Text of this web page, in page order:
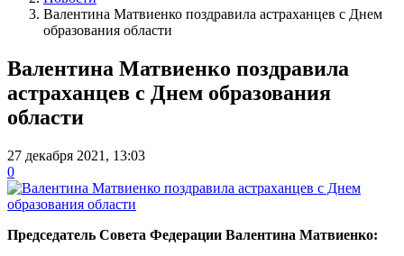
Валентина Матвиенко поздравила астраханцев с Днем
образования области
Валентина Матвиенко поздравила
астраханцев с Днем образования
области
27 декабря 2021, 13:03
0
Председатель Совета Федерации Валентина Матвиенко: